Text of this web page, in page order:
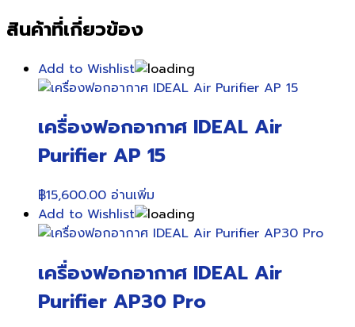
สินค้าที่เกี่ยวข้อง
Add to Wishlist
เครื่องฟอกอากาศ IDEAL Air
Purifier AP 15
฿15,600.00 อ่านเพิ่ม
Add to Wishlist
เครื่องฟอกอากาศ IDEAL Air
Purifier AP30 Pro